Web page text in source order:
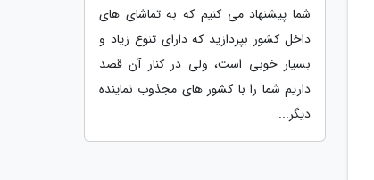
شما پیشنهاد می کنیم که به تماشای های
داخل کشور بپردازید که دارای تنوع زیاد و
بسیار خوبی است، ولی در کنار آن قصد
داریم شما را با کشور های مجذوب نماینده
دیگر...